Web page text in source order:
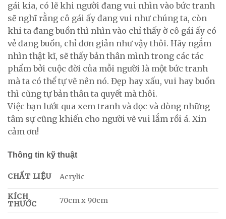
gái kia, có lẽ khi người đang vui nhìn vào bức tranh
sẽ nghĩ rằng cô gái ấy đang vui như chúng ta, còn
khi ta đang buồn thì nhìn vào chỉ thấy ờ cô gái ấy có
vẻ đang buồn, chỉ đơn giản như vậy thôi. Hãy ngắm
nhìn thật kĩ, sẽ thấy bản thân mình trong các tác
phẩm bởi cuộc đời của mỗi người là một bức tranh
mà ta có thể tự vẽ nên nó. Đẹp hay xấu, vui hay buồn
thì cũng tự bản thân ta quyết mà thôi.
Việc bạn lướt qua xem tranh và đọc và dòng những
tâm sự cũng khiến cho người vẽ vui lắm rồi á. Xin
cảm ơn!
Thông tin kỹ thuật
CHẤT LIỆU Acrylic
KÍCH
THƯỚC
70cm x 90cm